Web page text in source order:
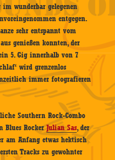
wunderbar gelegenen
entgegen.
sehr entspannt vom
genießen konnten, der
5. Gig innerhalb von 7
wird grenzenlos
immer fotografieren
Southern Rock-Combo
Blues RockerJulian Sas, der
am Anfang etwas hektisch
Tracks zu gewohnter